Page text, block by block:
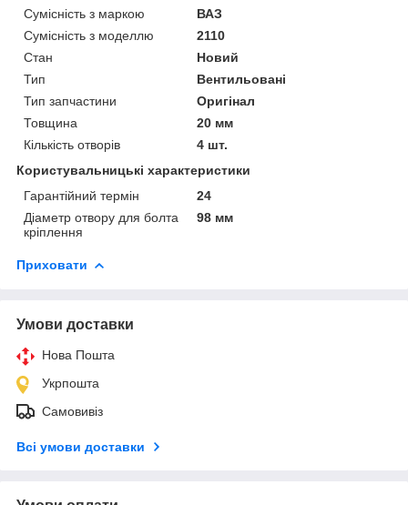
Сумісність з маркою
ВАЗ
Сумісність з моделлю
2110
Стан
Новий
Тип
Вентильовані
Тип запчастини
Оригінал
Товщина
20 мм
Кількість отворів
4 шт.
Користувальницькі характеристики
Гарантійний термін
24
Діаметр отвору для болта
кріплення
98 мм
Приховати
Умови доставки
Нова Пошта
Укрпошта
Самовивіз
Всі умови доставки